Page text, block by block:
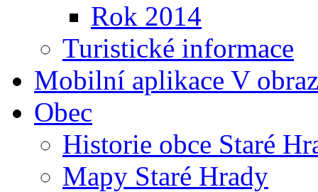
Rok 2014
Turistické informace
Mobilní aplikace V
Obec
Historie obce Staré
Mapy Staré Hrady